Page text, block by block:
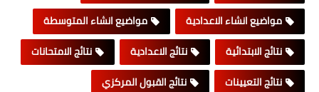
مواضيع انشاء الاعدادية
مواضيع انشاء المتوسطة
نتائج الابتدائية
نتائج الاعدادية
نتائج الامتحانات
نتائج التعيينات
نتائج القبول المركزي